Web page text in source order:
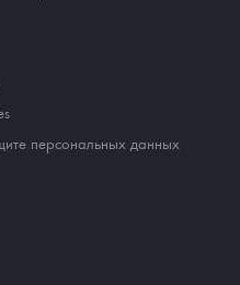
персональных данных